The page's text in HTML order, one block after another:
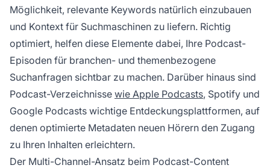
Möglichkeit, relevante Keywords natürlich einzubauen
und Kontext für Suchmaschinen zu liefern. Richtig
optimiert, helfen diese Elemente dabei, Ihre Podcast-
Episoden für branchen- und themenbezogene
Suchanfragen sichtbar zu machen. Darüber hinaus sind
Podcast-Verzeichnisse wie Apple Podcasts, Spotify und
Google Podcasts wichtige Entdeckungsplattformen, auf
denen optimierte Metadaten neuen Hörern den Zugang
zu Ihren Inhalten erleichtern.
Der Multi-Channel-Ansatz beim Podcast-Content